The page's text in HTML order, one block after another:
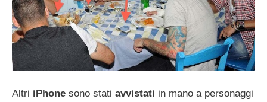
Altri iPhone sono stati avvistati in mano a personaggi